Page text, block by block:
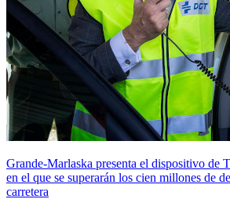
Grande-Marlaska presenta el dispositivo de
en el que se superarán los cien millones de
carretera